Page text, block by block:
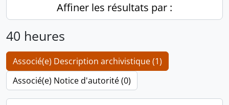
Affiner les résultats par :
40 heures
Associé(e) Description archivistique (1)
Associé(e) Notice d'autorité (0)